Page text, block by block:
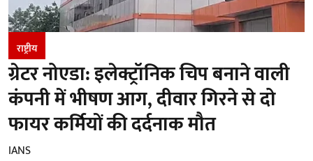
राष्ट्रीय
ग्रेटर नोएडा: इलेक्ट्रॉनिक चिप बनाने वाली
कंपनी में भीषण आग, दीवार गिरने से दो
फायर कर्मियों की दर्दनाक मौत
IANS